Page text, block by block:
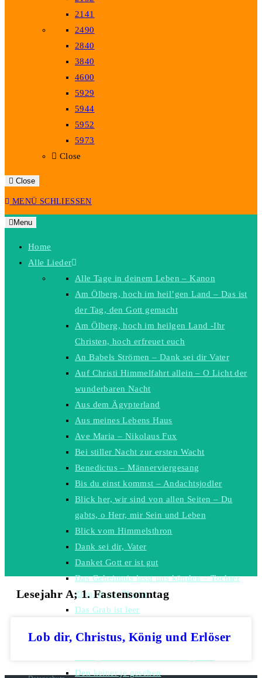
2141
2490
2840
3840
4600
5929
5944
5952
5973
Close
Close
MENÜ SCHLIESSEN
Menu
Home
Alle Lieder
Alle Tage in deinem Leben – Kanon
Am Ölberg, hoch im heil’gen Land – Das ist
der Tag, den Gott gemacht
Am Ölberg, hoch im heilgen Land -Ihr
Christen, hoch erfreuet euch
An Babels Strömen – Dank sei dir Vater
Auf Christi Himmelfahrt allein – O Licht der
wunderbaren Nacht
Aus dem Ägypterland
Aus meines Lebens Haus
Ave Maria – Nikolaus Fux
Bei stiller Nacht zur ersten Wacht
Benedictus – Männerviergesang
Bis du einst kommst – Andachtsjodler
Blick her, wir sind von allen Seiten – Du
gabts, o Herr, mir Sein und Leben
Blick vom Himmelsthron
Dank sei dir, Vater
Danket Gott er ist gut
Das Geheimnis lasst uns künden – Tochter
Zion, deine Pforten
Das Grab ist leer
Das Wort war im Anfang
Den keiner je gesehen
Lesejahr A; 1. Fastensonntag
Lob dir, Christus, König und Erlöser